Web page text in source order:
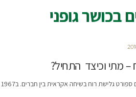
בכושר גופני
– מתי וכיצד התחיל?
אקראית בין חברים. ב1967 נפגשו חברים טובים מקליפורניה, הול שווייצר, גולש